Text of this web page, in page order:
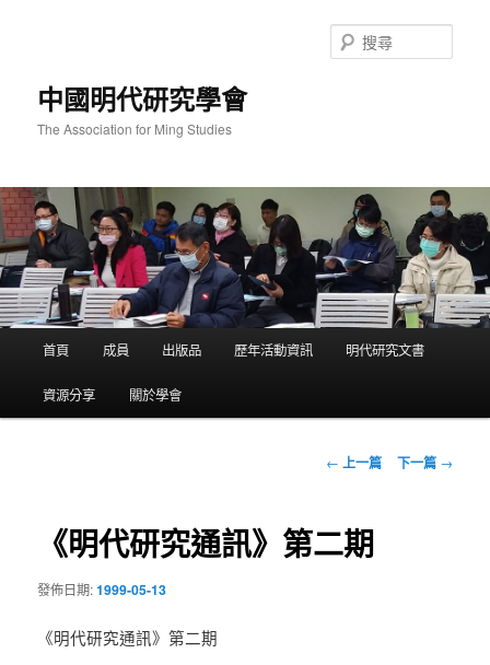
中國明代研究學會
The Association for Ming Studies
尋
首頁 成員 出版品 歷年活動資訊 明代研究文書
資源分享 關於學會
文
覽
← 上一篇 下一篇 →
《明代研究通訊》第二期
發佈日期:1999-05-13
《明代研究通訊》第二期